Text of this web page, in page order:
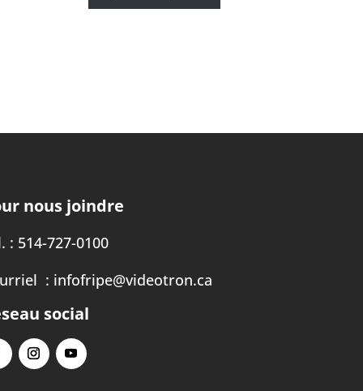
nous joindre
: 514-727-0100
: infofripe@videotron.ca
social